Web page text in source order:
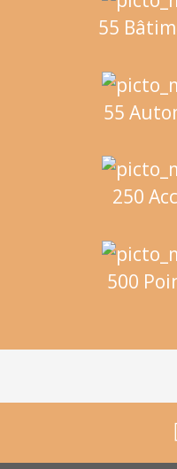
55
55
250
500